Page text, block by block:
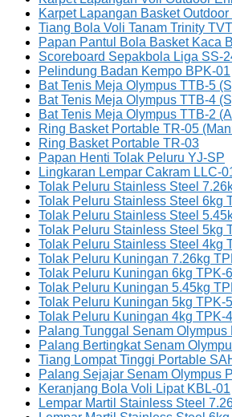
Karpet Lapangan Basket
Tiang Bola Voli Tanam Trinity
Papan Pantul Bola Basket Kaca
Scoreboard Sepakbola Liga SS-
Pelindung Badan Kempo BPK-01
Bat Tenis Meja Olympus TTB-5
Bat Tenis Meja Olympus TTB-4
Bat Tenis Meja Olympus TTB-2
Ring Basket Portable TR-05
Ring Basket Portable TR-03
Papan Henti Tolak Peluru YJ-SP
Lingkaran Lempar Cakram LLC-
Tolak Peluru Stainless Steel
Tolak Peluru Stainless Steel 6kg
Tolak Peluru Stainless Steel
Tolak Peluru Stainless Steel 5kg
Tolak Peluru Stainless Steel 4kg
Tolak Peluru Kuningan 7.26kg
Tolak Peluru Kuningan 6kg TPK-
Tolak Peluru Kuningan 5.45kg
Tolak Peluru Kuningan 5kg TPK-
Tolak Peluru Kuningan 4kg TPK-
Palang Tunggal Senam Olympus
Palang Bertingkat Senam
Tiang Lompat Tinggi Portable
Palang Sejajar Senam Olympus
Keranjang Bola Voli Lipat KBL-01
Lempar Martil Stainless Steel